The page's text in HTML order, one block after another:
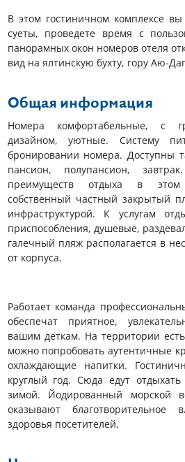
В этом гостиничном комплексе вы
суеты, проведете время с
панорамных окон номеров отеля
вид на ялтинскую бухту, гору Аю-
Общая информация
Номера комфортабельные, с
дизайном, уютные. Систему
бронировании номера. Доступны
пансион, полупансион,
преимуществ отдыха в этом
собственный частный закрытый
инфраструктурой. К услугам
приспособления, душевые,
галечный пляж располагается в
от корпуса.
Работает команда
обеспечат приятное,
вашим деткам. На территории
можно попробовать аутентичные
охлаждающие напитки.
круглый год. Сюда едут
зимой. Йодированный морской
оказывают благотворительное
здоровья посетителей.